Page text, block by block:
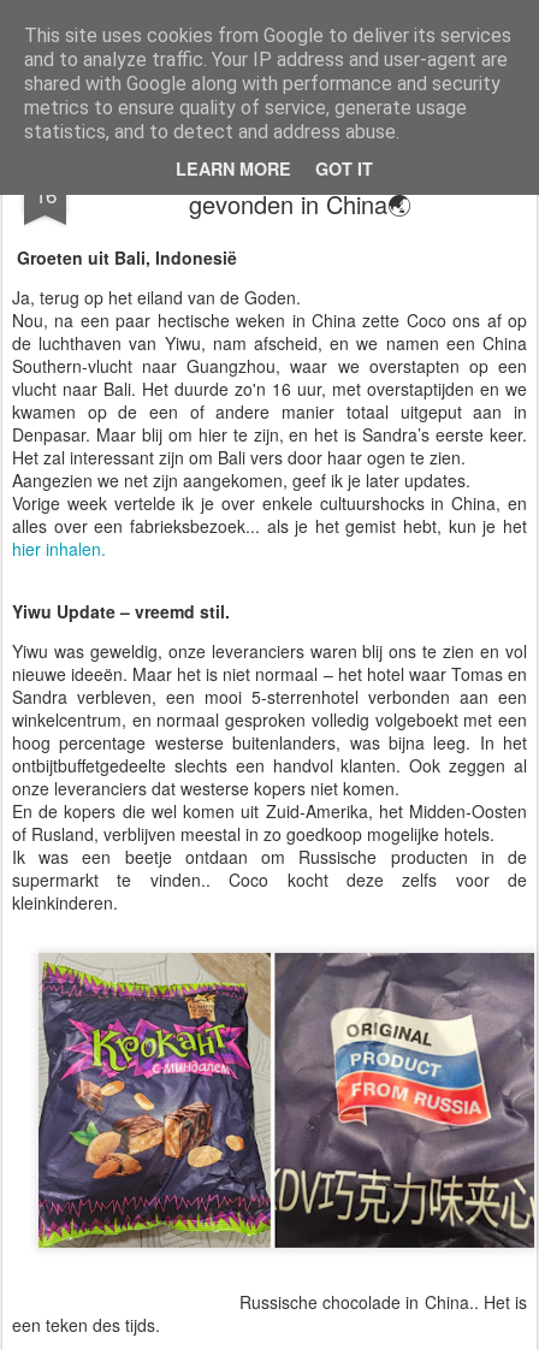
This site uses cookies from Google to deliver its services
and to analyze traffic. Your IP address and user-agent are
shared with Google along with performance and security
metrics to ensure quality of service, generate usage
statistics, and to detect and address abuse.
LEARN MORE GOT IT
AWGifts Nederland Welkom terug bij AWGifts Europe - Uw groothandel in cadeauartikelen die door heel Europa levert. Bij AWGifts zijn we toegewijd om u het beste te bieden op het gebied van cadeauartikelen voor de groothandel, uw klanten te verrassen en uw detailhandel te helpen groeien. De enige groothandel die handgemaakte cadeauartikelen rechtstreeks uit India, Indonesië & China - AND produceert aromatherapie, huisparfumartikelen en badkamergeschenken in onze Britse fabriek.
Home
16
🌏We hebben een Ancient Wisdom-stad
gevonden in China🌏
Groeten uit Bali, Indonesië
Ja, terug op het eiland van de Goden.
Nou, na een paar hectische weken in China zette Coco ons af op
de luchthaven van Yiwu, nam afscheid, en we namen een China
Southern-vlucht naar Guangzhou, waar we overstapten op een
vlucht naar Bali. Het duurde zo'n 16 uur, met overstaptijden en we
kwamen op de een of andere manier totaal uitgeput aan in
Denpasar. Maar blij om hier te zijn, en het is Sandra’s eerste keer.
Het zal interessant zijn om Bali vers door haar ogen te zien.
Aangezien we net zijn aangekomen, geef ik je later updates.
Vorige week vertelde ik je over enkele cultuurshocks in China, en
alles over een fabrieksbezoek... als je het gemist hebt, kun je het
hier inhalen.
Yiwu Update – vreemd stil.
Yiwu was geweldig, onze leveranciers waren blij ons te zien en vol
nieuwe ideeën. Maar het is niet normaal – het hotel waar Tomas en
Sandra verbleven, een mooi 5-sterrenhotel verbonden aan een
winkelcentrum, en normaal gesproken volledig volgeboekt met een
hoog percentage westerse buitenlanders, was bijna leeg. In het
ontbijtbuffetgedeelte slechts een handvol klanten. Ook zeggen al
onze leveranciers dat westerse kopers niet komen.
En de kopers die wel komen uit Zuid-Amerika, het Midden-Oosten
of Rusland, verblijven meestal in zo goedkoop mogelijke hotels.
Ik was een beetje ontdaan om Russische producten in de
supermarkt te vinden.. Coco kocht deze zelfs voor de
kleinkinderen.
Russische chocolade in China.. Het is
een teken des tijds.